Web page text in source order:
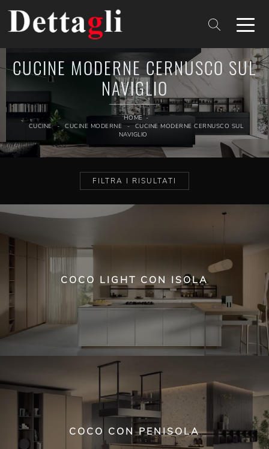
CUCINE MODERNE CERNUSCO SUL
NAVIGLIO
HOME -
CUCINE - CUCINE MODERNE - CUCINE MODERNE CERNUSCO SUL
NAVIGLIO
FILTRA I RISULTATI
COCO LIGHT CON ISOLA
COCO CON PENISOLA